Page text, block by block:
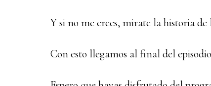
Y si no me crees, mirate la historia
Con esto llegamos al final del